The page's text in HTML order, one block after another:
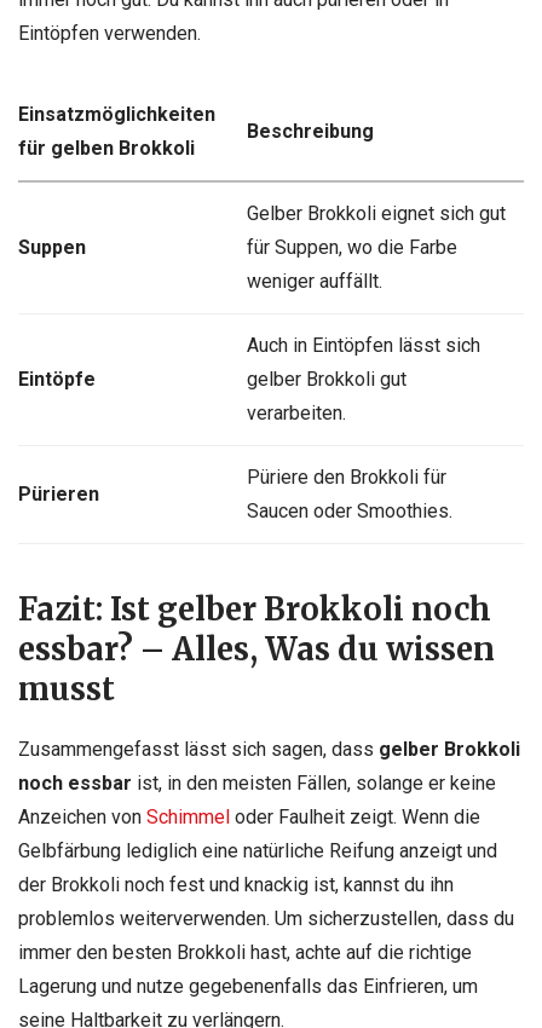
Eintöpfen verwenden.
Einsatzmöglichkeiten
für gelben Brokkoli
Beschreibung
Suppen
Gelber Brokkoli eignet sich gut
für Suppen, wo die Farbe
weniger auffällt.
Eintöpfe
Auch in Eintöpfen lässt sich
gelber Brokkoli gut
verarbeiten.
Pürieren
Püriere den Brokkoli für
Saucen oder Smoothies.
Fazit: Ist gelber Brokkoli noch
essbar? – Alles, Was du wissen
musst
Zusammengefasst lässt sich sagen, dass gelber Brokkoli
noch essbar ist, in den meisten Fällen, solange er keine
Anzeichen von Schimmel oder Faulheit zeigt. Wenn die
Gelbfärbung lediglich eine natürliche Reifung anzeigt und
der Brokkoli noch fest und knackig ist, kannst du ihn
problemlos weiterverwenden. Um sicherzustellen, dass du
immer den besten Brokkoli hast, achte auf die richtige
Lagerung und nutze gegebenenfalls das Einfrieren, um
seine Haltbarkeit zu verlängern.